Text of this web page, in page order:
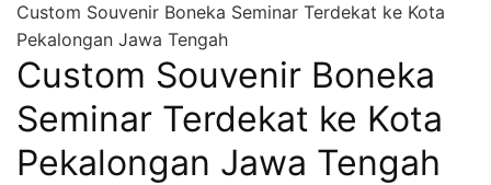
Custom Souvenir Boneka Seminar Terdekat ke Kota
Pekalongan Jawa Tengah
Custom Souvenir Boneka
Seminar Terdekat ke Kota
Pekalongan Jawa Tengah